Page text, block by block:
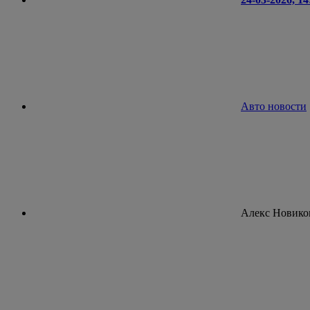
Авто новости
Алекс